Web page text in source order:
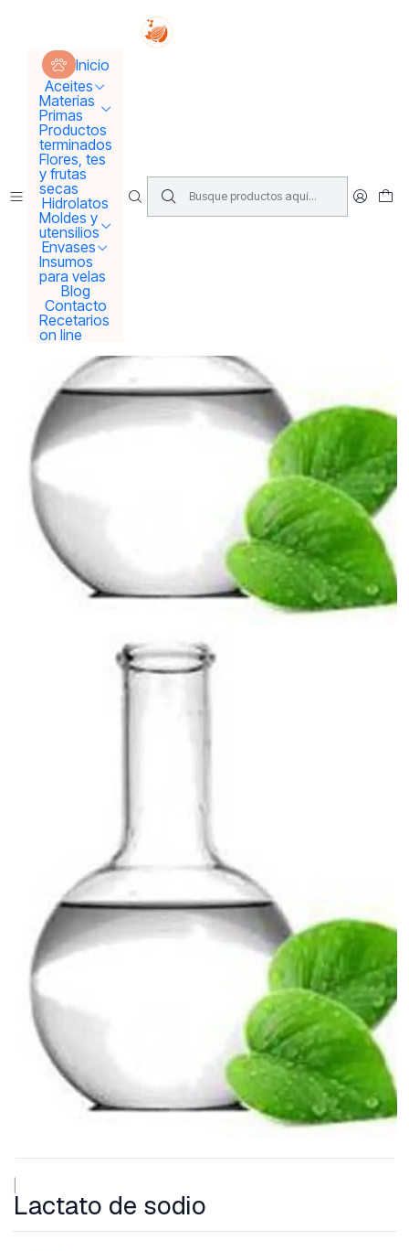
Inicio
Aceites
Materias
Primas
Productos
terminados
Flores, tes
y frutas
secas
Hidrolatos
Moldes y
utensilios
Envases
Insumos
para velas
Blog
Contacto
Recetarios
on line
Tus sueños se concretan aquí !!!
Inicio Materias Primas
Lactato de sodio